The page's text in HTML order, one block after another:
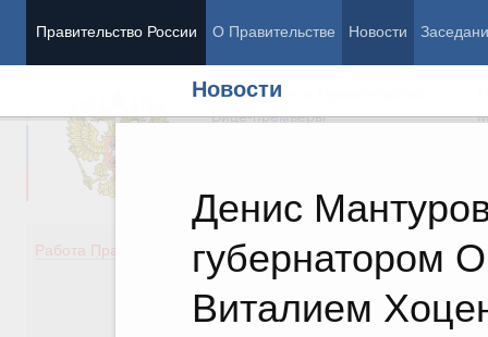
Правительство России О Правительстве Новости
Новости
Денис
губернатором
Виталием
Председатель Правительства
Вице-премьеры
Работа Правительства
Демография
Здоровье
Культура